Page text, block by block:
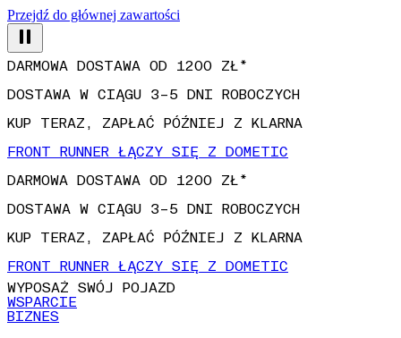
Przejdź do głównej zawartości
DARMOWA DOSTAWA OD 1200 ZŁ*
DOSTAWA W CIĄGU 3–5 DNI ROBOCZYCH
KUP TERAZ, ZAPŁAĆ PÓŹNIEJ Z KLARNA
FRONT RUNNER ŁĄCZY SIĘ Z DOMETIC
DARMOWA DOSTAWA OD 1200 ZŁ*
DOSTAWA W CIĄGU 3–5 DNI ROBOCZYCH
KUP TERAZ, ZAPŁAĆ PÓŹNIEJ Z KLARNA
FRONT RUNNER ŁĄCZY SIĘ Z DOMETIC
WYPOSAŻ SWÓJ POJAZD
WSPARCIE
BIZNES